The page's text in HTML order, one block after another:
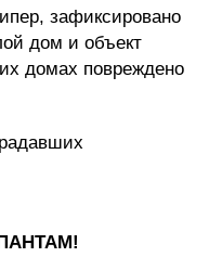
зафиксировано
дом и объект
домах повреждено